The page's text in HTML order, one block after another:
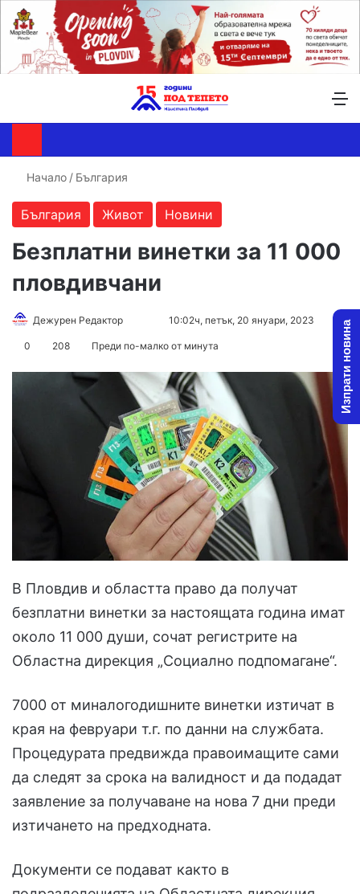
Начало / България
България Живот Новини
Безплатни винетки за 11 000
пловдивчани
Дежурен Редактор
Send10:02ч, петък, 20 януари, 2023
0 208 Преди по-малко от минута
В Пловдив и областта право да получат
безплатни винетки за настоящата година имат
около 11 000 души, сочат регистрите на
Областна дирекция „Социално подпомагане“.
7000 от миналогодишните винетки изтичат в
края на февруари т.г. по данни на службата.
Процедурата предвижда правоимащите сами
да следят за срока на валидност и да подадат
заявление за получаване на нова 7 дни преди
изтичането на предходната.
Документи се подават както в
Изпрати новина